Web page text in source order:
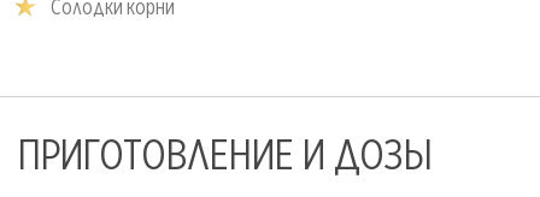
Солодки корни
ПРИГОТОВЛЕНИЕ И ДОЗЫ